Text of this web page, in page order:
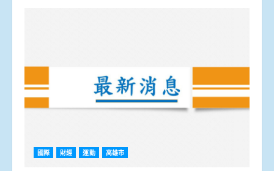
國際 財經 運動 高雄市